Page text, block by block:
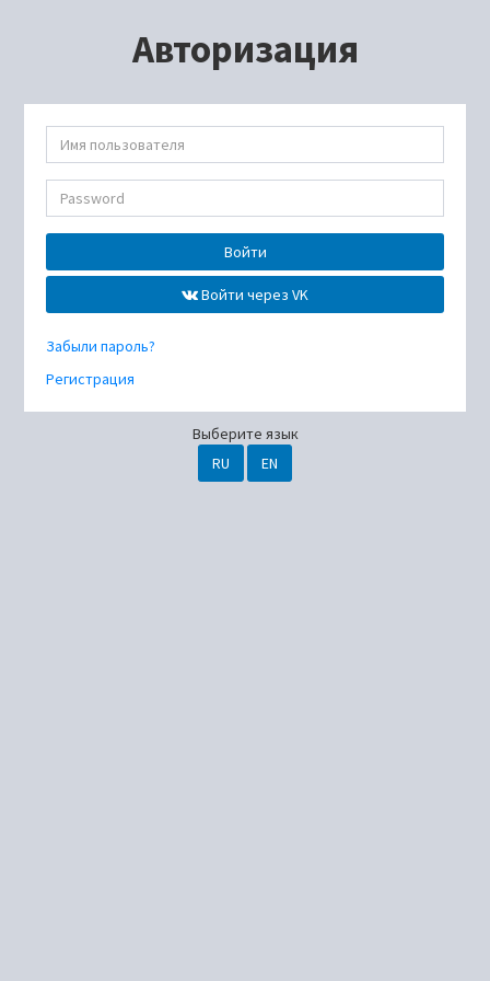
Авторизация
Войти
Войти через VK
Забыли пароль?
Регистрация
Выберите язык